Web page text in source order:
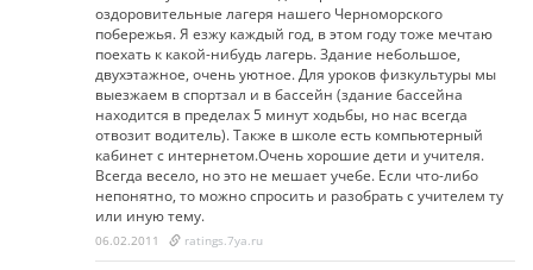
оздоровительные лагеря нашего Черноморского
побережья. Я езжу каждый год, в этом году тоже мечтаю
поехать к какой-нибудь лагерь. Здание небольшое,
двухэтажное, очень уютное. Для уроков физкультуры мы
выезжаем в спортзал и в бассейн (здание бассейна
находится в пределах 5 минут ходьбы, но нас всегда
отвозит водитель). Также в школе есть компьютерный
кабинет с интернетом.Очень хорошие дети и учителя.
Всегда весело, но это не мешает учебе. Если что-либо
непонятно, то можно спросить и разобрать с учителем ту
или иную тему.
06.02.2011 ratings.7ya.ru